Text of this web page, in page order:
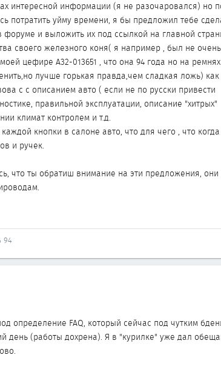
интересной информации (я не разочаровался) но
потратить уйму времени, я бы предложил тебе
и выложить их под ссылкой на главной
своего железного коня( я например , был не очень
цефире A32-013651 , что она 94 года но на ремнях
лучше горькая правда,чем сладкая ложь) как
с с описанием авто ( если не по русски привести
правильной эксплуатации, описание "хитрых"
климат контролем и т.д.
кнопки в салоне авто, что для чего , что
и ручек.
что ты обратиш внимание на эти предложения,
94
определение FAQ, который сейчас под чутким
день (работы дохрена). Я в "курилке" уже дал